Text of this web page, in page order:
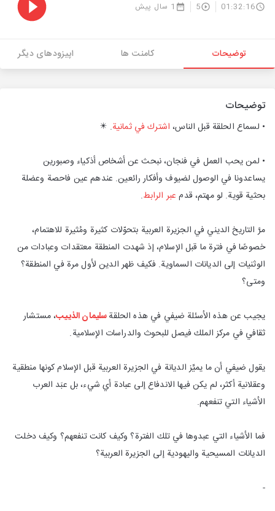
01:32:16
5 1 سال پیش
توضیحات کامنت ها اپیزودهای دیگر
توضیحات
• لسماع الحلقة قبل الناس، اشترك في ثمانية. ✴️
• لمن يحب العمل في فنجان، نبحث عن أشخاص أذكياء وصبورين
يساعدونا في الوصول لضيوف وأفكار رائعين. عندهم عين فاحصة وعضلة
بحثية قوية. لو مهتم، قدم عبر الرابط.
مرَّ التاريخ الديني في الجزيرة العربية بتحوّلات كثيرة ومُثيرة للاهتمام،
خصوصًا في فترة ما قبل الإسلام، إذ شهدت المنطقة معتقدات وعبادات من
الوثنيات إلى الديانات السماوية. فكيف ظهر الدين لأول مرة في المنطقة؟
ومتى؟
يجيب عن هذه الأسئلة ضيفي في هذه الحلقةسليمان الذييب، مستشار
ثقافي في مركز الملك فيصل للبحوث والدراسات الإسلامية.
يقول ضيفي أن ما يميِّز الديانة في الجزيرة العربية قبل الإسلام كونها منطقية
وعقلانية أكثر، لم يكن فيها الاندفاع إلى عبادة أي شيء، بل عبَد العرب
الأشياء التي تنفعهم.
فما الأشياء التي عبدوها في تلك الفترة؟ وكيف كانت تنفعهم؟ وكيف دخلت
الديانات المسيحية واليهودية إلى الجزيرة العربية؟
-